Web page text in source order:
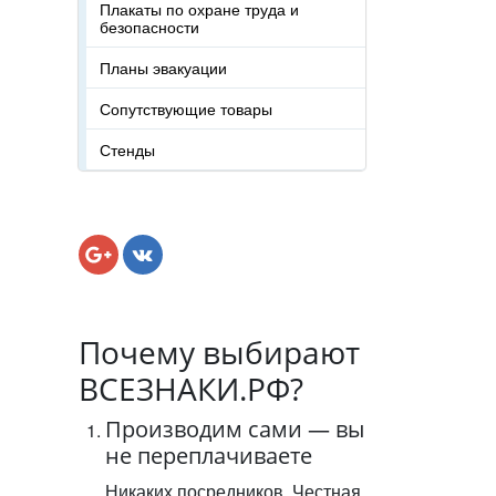
Плакаты по охране труда и
безопасности
Планы эвакуации
Сопутствующие товары
Стенды
Почему выбирают
ВСЕЗНАКИ.РФ?
Производим сами — вы
не переплачиваете